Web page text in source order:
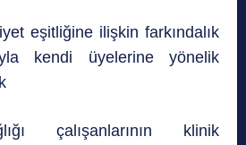
eşitliğine ilişkin farkındalık
kendi üyelerine yönelik
çalışanlarının klinik